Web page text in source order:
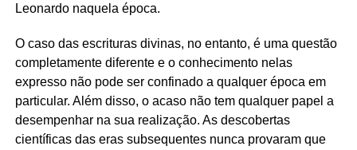
Leonardo naquela época.
O caso das escrituras divinas, no entanto, é uma questão
completamente diferente e o conhecimento nelas
expresso não pode ser confinado a qualquer época em
particular. Além disso, o acaso não tem qualquer papel a
desempenhar na sua realização. As descobertas
científicas das eras subsequentes nunca provaram que